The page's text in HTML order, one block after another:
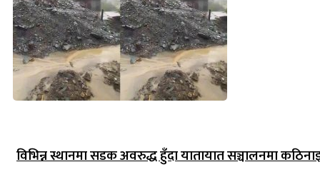
विभिन्न स्थानमा सडक अवरुद्ध हुँदा यातायात सञ्चालनमा